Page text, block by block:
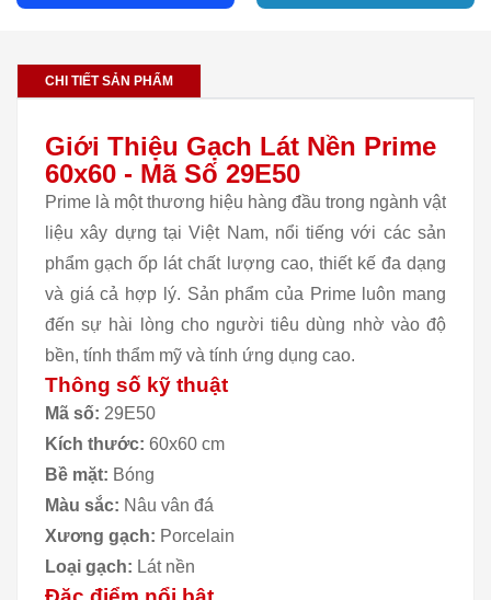
CHI TIẾT SẢN PHẨM
Giới Thiệu Gạch Lát Nền Prime
60x60 - Mã Số 29E50
Prime là một thương hiệu hàng đầu trong ngành vật
liệu xây dựng tại Việt Nam, nổi tiếng với các sản
phẩm gạch ốp lát chất lượng cao, thiết kế đa dạng
và giá cả hợp lý. Sản phẩm của Prime luôn mang
đến sự hài lòng cho người tiêu dùng nhờ vào độ
bền, tính thẩm mỹ và tính ứng dụng cao.
Thông số kỹ thuật
Mã số: 29E50
Kích thước: 60x60 cm
Bề mặt: Bóng
Màu sắc: Nâu vân đá
Xương gạch: Porcelain
Loại gạch: Lát nền